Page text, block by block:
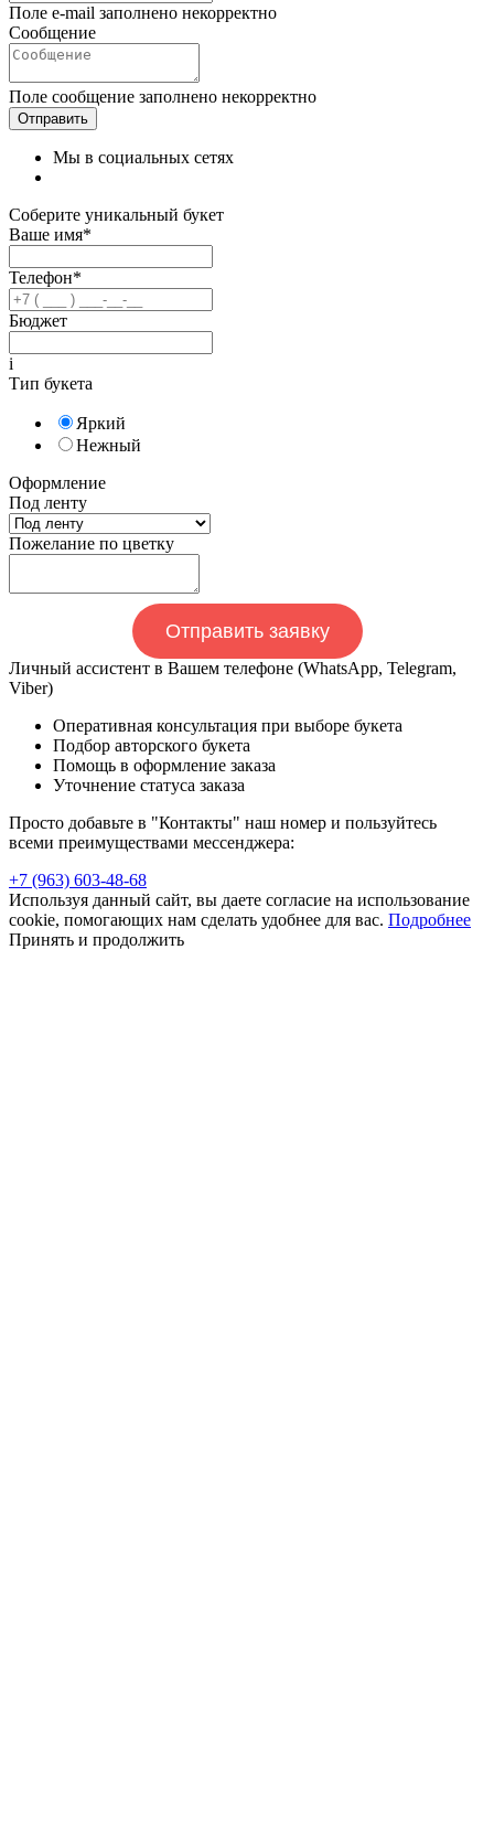
Поле e-mail заполнено некорректно
Сообщение
Поле сообщение заполнено некорректно
Мы в социальных сетях
Соберите уникальный букет
Ваше имя*
Телефон*
Бюджет
i
Тип букета
Яркий
Нежный
Оформление
Под ленту
Пожелание по цветку
Отправить заявку
Личный ассистент в Вашем телефоне (WhatsApp, Telegram,
Viber)
Оперативная консультация при выборе букета
Подбор авторского букета
Помощь в оформление заказа
Уточнение статуса заказа
Просто добавьте в "Контакты" наш номер и пользуйтесь
всеми преимуществами мессенджера:
+7 (963) 603-48-68
Используя данный сайт, вы даете согласие на использование
cookie, помогающих нам сделать удобнее для вас. Подробнее
Принять и продолжить